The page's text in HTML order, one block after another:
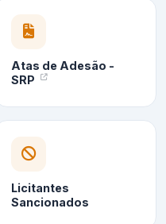
Atas de Adesão -
SRP
Licitantes
Sancionados